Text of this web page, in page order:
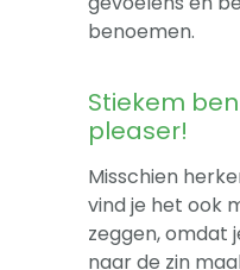
benoemen.
Stiekem
pleaser!
Misschien
vind je het ook
zeggen, omdat
naar de zin